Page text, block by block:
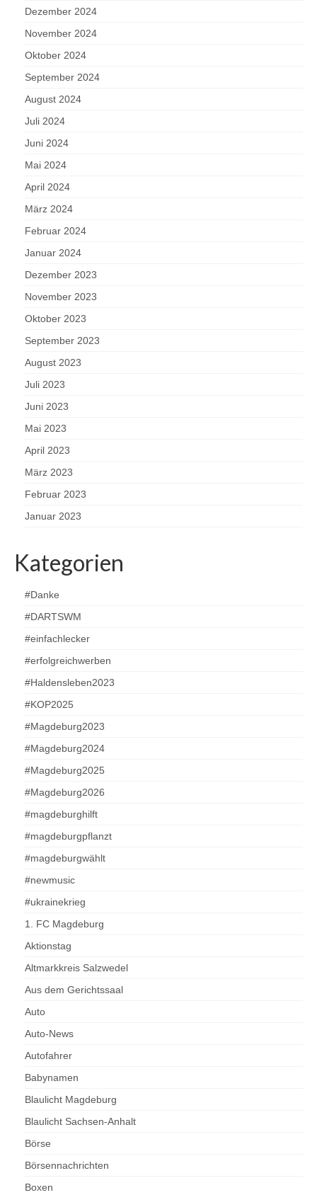
Dezember 2024
November 2024
Oktober 2024
September 2024
August 2024
Juli 2024
Juni 2024
Mai 2024
April 2024
März 2024
Februar 2024
Januar 2024
Dezember 2023
November 2023
Oktober 2023
September 2023
August 2023
Juli 2023
Juni 2023
Mai 2023
April 2023
März 2023
Februar 2023
Januar 2023
Kategorien
#Danke
#DARTSWM
#einfachlecker
#erfolgreichwerben
#Haldensleben2023
#KOP2025
#Magdeburg2023
#Magdeburg2024
#Magdeburg2025
#Magdeburg2026
#magdeburghilft
#magdeburgpflanzt
#magdeburgwählt
#newmusic
#ukrainekrieg
1. FC Magdeburg
Aktionstag
Altmarkkreis Salzwedel
Aus dem Gerichtssaal
Auto
Auto-News
Autofahrer
Babynamen
Blaulicht Magdeburg
Blaulicht Sachsen-Anhalt
Börse
Börsennachrichten
Boxen